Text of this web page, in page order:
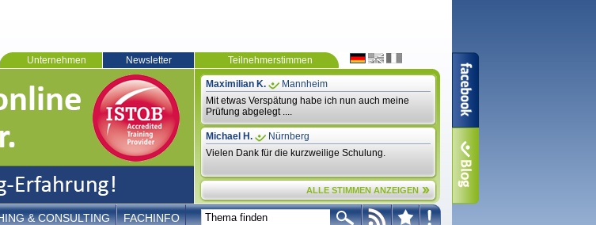
Unternehmen Newsletter Teilnehmerstimmen
Maximilian K.
Mannheim
Mit etwas Verspätung habe ich nun auch meine
Prüfung abgelegt ....
Michael H.
Nürnberg
Vielen Dank für die kurzweilige Schulung.
ALLE STIMMEN ANZEIGEN
& CONSULTING FACHINFO